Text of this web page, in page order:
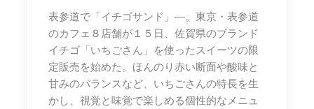
表参道で「イチゴサンド」―。東京・表参道
のカフェ８店舗が１５日、佐賀県のブランド
イチゴ「いちごさん」を使ったスイーツの限
定販売を始めた。ほんのり赤い断面や酸味と
甘みのバランスなど、いちごさんの特長を生
かし、視覚と味覚で楽しめる個性的なメニュ